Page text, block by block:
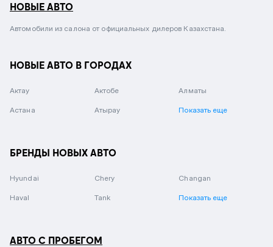
НОВЫЕ АВТО
Автомобили из салона от официальных дилеров Казахстана.
НОВЫЕ АВТО В ГОРОДАХ
Актау Актобе Алматы
Астана Атырау Показать еще
БРЕНДЫ НОВЫХ АВТО
Hyundai Chery Changan
Haval Tank Показать еще
АВТО С ПРОБЕГОМ